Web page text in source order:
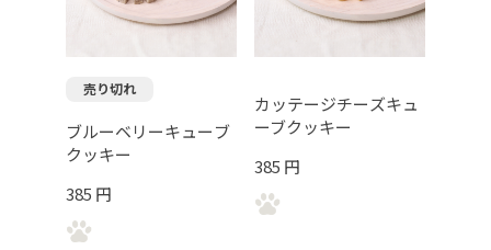
売り切れ
ブルーベリーキューブ
クッキー
385 円
カッテージチーズキュ
ーブクッキー
385 円